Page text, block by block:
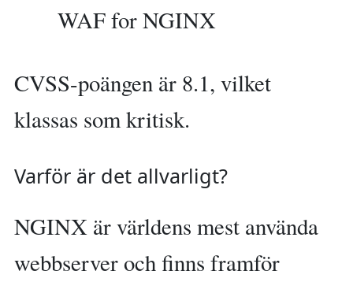
WAF for NGINX
CVSS-poängen är 8.1, vilket
klassas som kritisk.
Varför är det allvarligt?
NGINX är världens mest använda
webbserver och finns framför